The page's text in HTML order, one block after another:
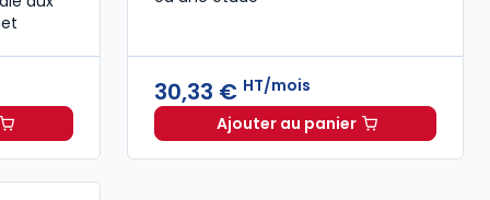
comptable - Mission audit à 102,42 € HT/mois
30,33 € HT/mois
Ajouter au panierMémentis Professions